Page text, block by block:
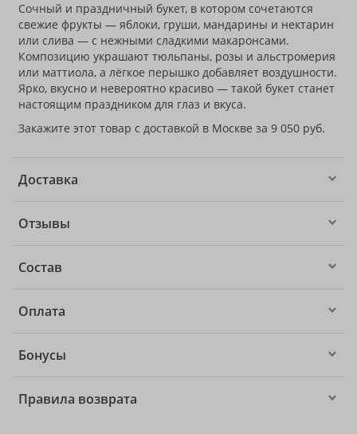
Сочный и праздничный букет, в котором сочетаются
свежие фрукты — яблоки, груши, мандарины и нектарин
или слива — с нежными сладкими макаронсами.
Композицию украшают тюльпаны, розы и альстромерия
или маттиола, а лёгкое перышко добавляет воздушности.
Ярко, вкусно и невероятно красиво — такой букет станет
настоящим праздником для глаз и вкуса.
Закажите этот товар с доставкой в Москве за 9 050 руб.
Доставка
Отзывы
Состав
Оплата
Бонусы
Правила возврата